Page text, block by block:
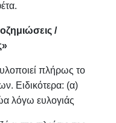
/
πλήρως το
Ειδικότερα: (α)
λόγω ευλογιάς